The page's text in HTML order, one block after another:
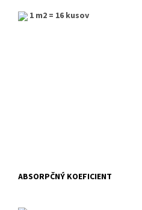
1 m2 = 16 kusov
ABSORPČNÝ KOEFICIENT